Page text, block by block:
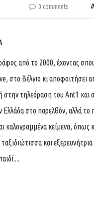
0 comments 0
από το 2000, έχοντας
στο Βέλγιο κι αποφοιτήσει
στην τηλεόραση του Ant1
στο παρελθόν, αλλά το
καλογραμμένα κείμενα, όπως
ταξιδιώτισσα και